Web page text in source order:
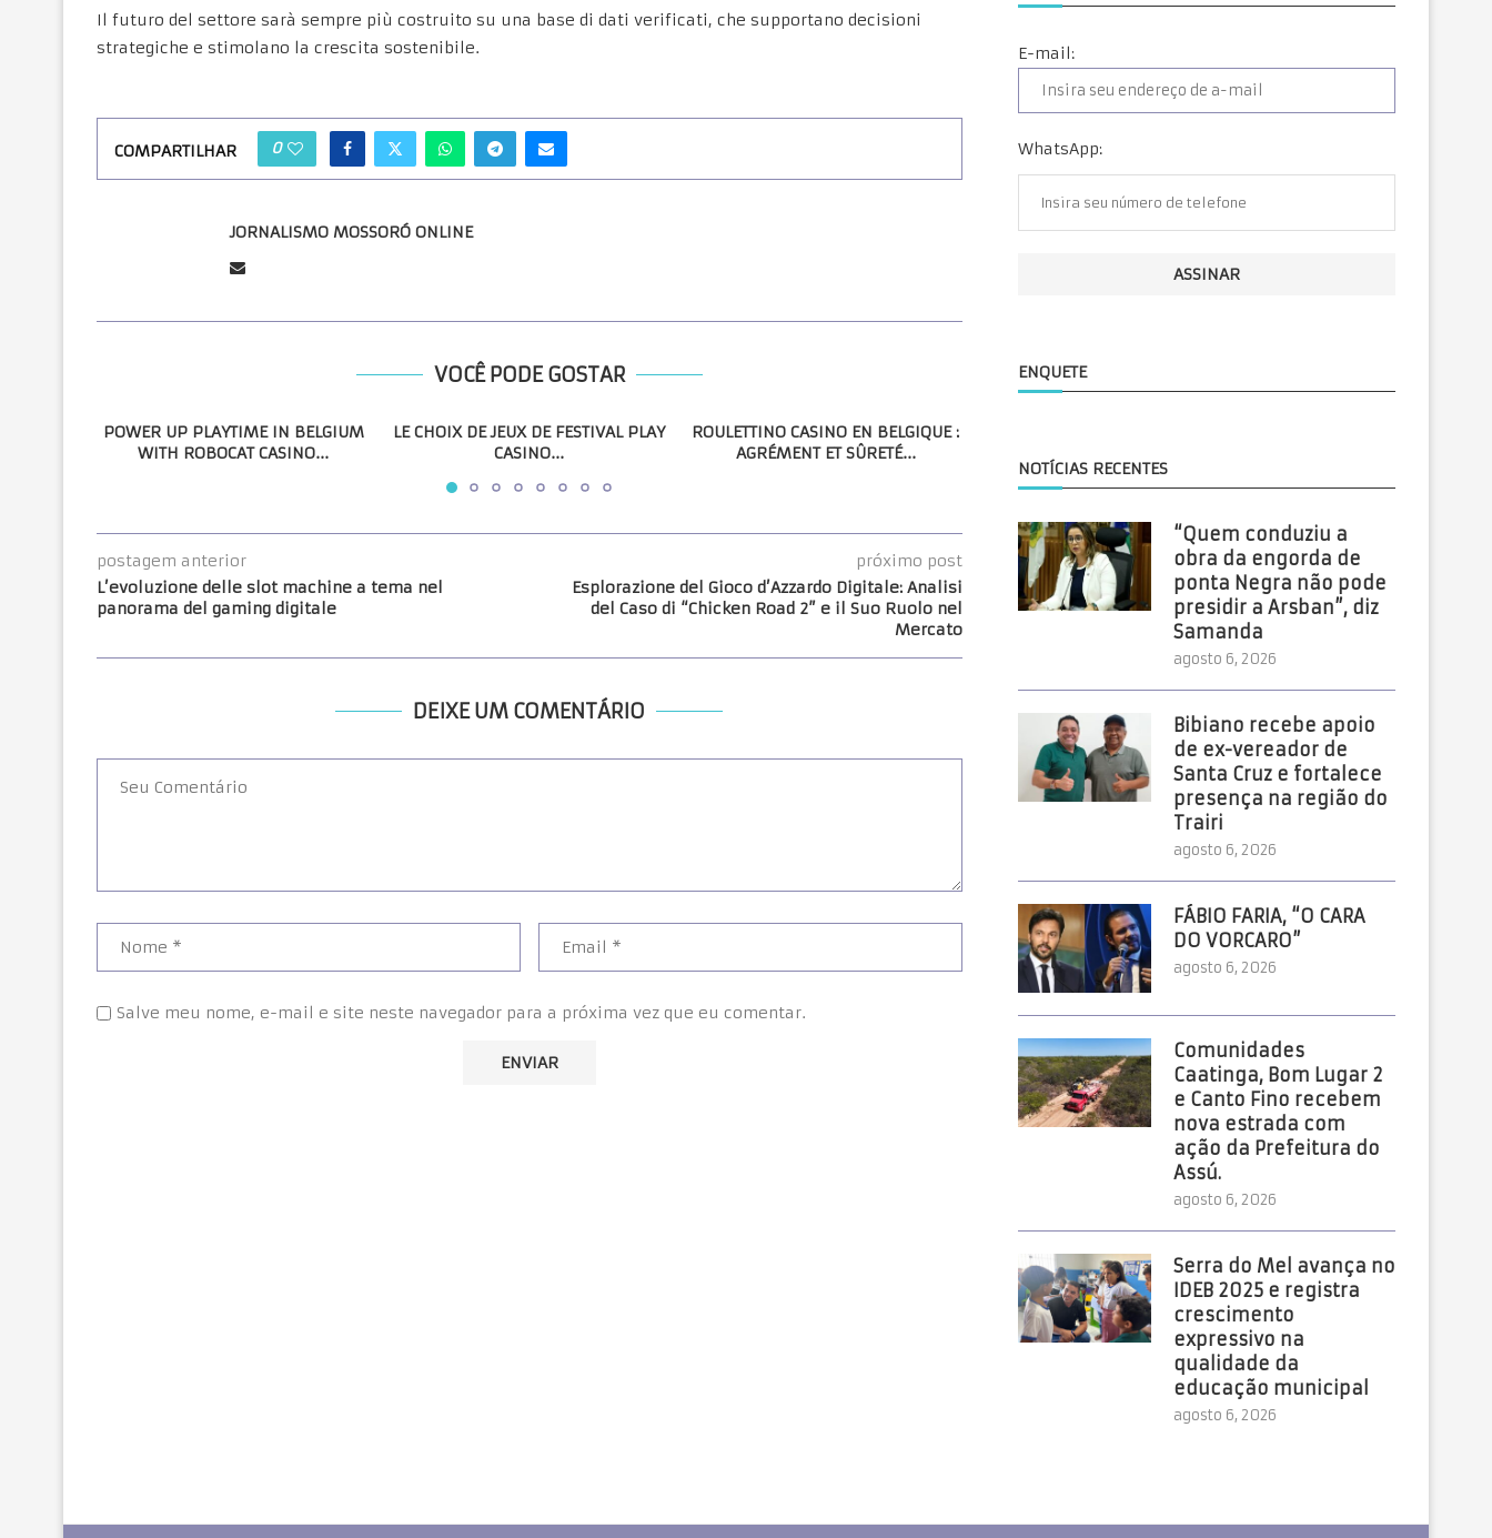
Il futuro del settore sarà sempre più costruito su una base di dati verificati, che supportano decisioni
strategiche e stimolano la crescita sostenibile.
COMPARTILHAR 0
JORNALISMO MOSSORÓ ONLINE
VOCÊ PODE GOSTAR
POWER UP PLAYTIME IN BELGIUM
WITH ROBOCAT CASINO...
LE CHOIX DE JEUX DE FESTIVAL PLAY
CASINO...
ROULETTINO CASINO EN BELGIQUE :
AGRÉMENT ET SÛRETÉ...
postagem anterior
L’evoluzione delle slot machine a tema nel
panorama del gaming digitale
próximo post
Esplorazione del Gioco d’Azzardo Digitale: Analisi
del Caso di “Chicken Road 2” e il Suo Ruolo nel
Mercato
DEIXE UM COMENTÁRIO
Salve meu nome, e-mail e site neste navegador para a próxima vez que eu comentar.
E-mail:
WhatsApp:
ENQUETE
NOTÍCIAS RECENTES
“Quem conduziu a
obra da engorda de
ponta Negra não pode
presidir a Arsban”, diz
Samanda
agosto 6, 2026
Bibiano recebe apoio
de ex-vereador de
Santa Cruz e fortalece
presença na região do
Trairi
agosto 6, 2026
FÁBIO FARIA, “O CARA
DO VORCARO”
agosto 6, 2026
Comunidades
Caatinga, Bom Lugar 2
e Canto Fino recebem
nova estrada com
ação da Prefeitura do
Assú.
agosto 6, 2026
Serra do Mel avança no
IDEB 2025 e registra
crescimento
expressivo na
qualidade da
educação municipal
agosto 6, 2026